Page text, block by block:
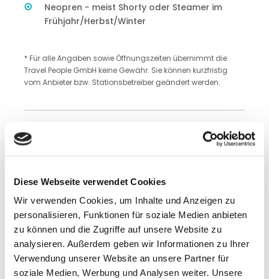
Diese Webseite verwendet Cookies
Wir verwenden Cookies, um Inhalte und Anzeigen zu
personalisieren, Funktionen für soziale Medien anbieten
zu können und die Zugriffe auf unsere Website zu
analysieren. Außerdem geben wir Informationen zu Ihrer
Verwendung unserer Website an unsere Partner für
soziale Medien, Werbung und Analysen weiter. Unsere
Neopren - meist Shorty oder Steamer im
Frühjahr/Herbst/Winter
* Für alle Angaben sowie Öffnungszeiten übernimmt die
Travel People GmbH keine Gewähr. Sie können kurzfristig
vom Anbieter bzw. Stationsbetreiber geändert werden.
Windstatistik powered by Travel People
Partner Windfinder